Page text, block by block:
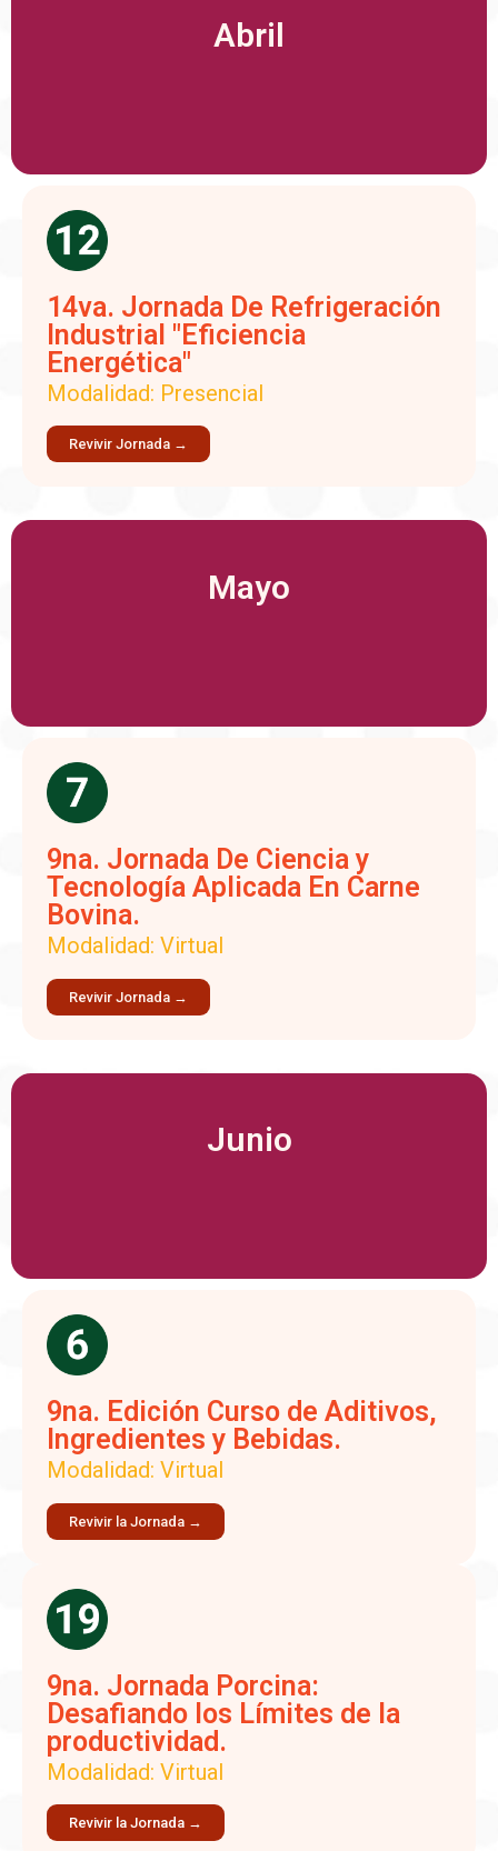
Abril
14va. Jornada De Refrigeración
Industrial "Eficiencia
Energética"
Modalidad: Presencial
Revivir Jornada →
Mayo
9na. Jornada De Ciencia y
Tecnología Aplicada En Carne
Bovina.
Modalidad: Virtual
Revivir Jornada →
Junio
9na. Edición Curso de Aditivos,
Ingredientes y Bebidas.
Modalidad: Virtual
Revivir la Jornada →
9na. Jornada Porcina:
Desafiando los Límites de la
productividad.
Modalidad: Virtual
Revivir la Jornada →